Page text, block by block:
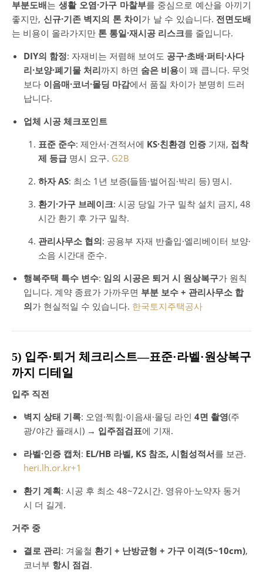
부분도배는 생활 오염·가구 마찰부를 중심으로 예산을 아끼기
좋지만, 신규·기존 벽지의 톤 차이가 날 수 있습니다. 전면도배
는 비용이 올라가지만 톤 통일·재시공 리스크를 줄입니다.
DIY의 함정: 자재비는 저렴해 보여도 공구·초배·퍼티·사다
리·보양·폐기물 처리까지 하면 숨은 비용이 꽤 큽니다. 무엇
보다 이음매·코너·몰딩 마감에서 품질 차이가 분명히 드러
납니다.
업체 시공 체크포인트
표준 준수: 제안서·견적서에 KS·친환경 인증 기재, 접착
제 등급 명시 요구. G2B
하자 AS: 최소 1년 보증(들뜸·벌어짐·박리 등) 명시.
환기·가구 브레이크: 시공 당일 가구 밀착 설치 금지, 48
시간 환기 후 가구 밀착.
관리사무소 협의: 공용부 자재 반출입·엘리베이터 보양·
소음 시간대 준수.
행복주택 특수 변수: 임의 시공은 퇴거 시 원상복구가 원칙
입니다. 계약 종료가 가까우면 부분 보수 + 관리사무소 합
의가 현실적일 수 있습니다. 한국토지주택공사
5) 입주·퇴거 체크리스트—표준·라벨·원상복구
까지 디테일
입주 직전
벽지 상태 기록: 오염·찍힘·이음새·몰딩 라인 4면 촬영(주
광/야간 플래시) → 입주점검표에 기재.
라벨·인증 캡처: EL/HB 라벨, KS 참조, 시험성적서를 보관.
heri.lh.or.kr+1
환기 계획: 시공 후 최소 48~72시간. 영유아·노약자 동거
시 더 길게.
거주 중
결로 관리: 겨울철 환기 + 난방균형 + 가구 이격(5~10cm),
코너부 항시 점검.